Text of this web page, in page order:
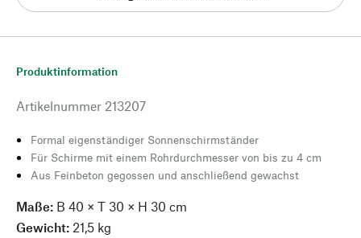
Produktinformation
Artikelnummer 213207
Formal eigenständiger Sonnenschirmständer
Für Schirme mit einem Rohrdurchmesser von bis zu 4 cm
Aus Feinbeton gegossen und anschließend gewachst
Maße: B 40 × T 30 × H 30 cm
Gewicht: 21,5 kg